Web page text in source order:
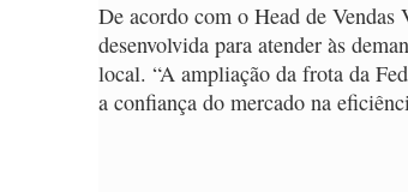
De acordo com o Head de
desenvolvida para atender às
local. “A ampliação da frota da
a confiança do mercado na